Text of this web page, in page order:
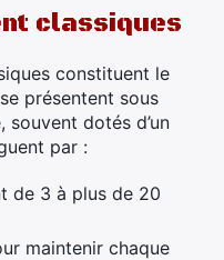
classiques
constituent le
présentent sous
dotés d’un
par :
de 3 à plus de 20
maintenir chaque